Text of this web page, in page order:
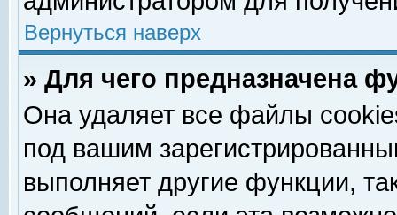
Вернуться наверх
» Для чего предназначена
Она удаляет все файлы
под вашим
выполняет другие функции,